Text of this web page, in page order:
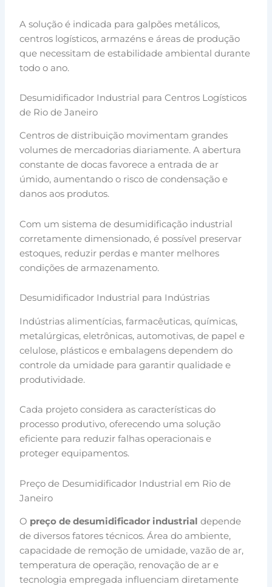
A solução é indicada para galpões metálicos,
centros logísticos, armazéns e áreas de produção
que necessitam de estabilidade ambiental durante
todo o ano.
Desumidificador Industrial para Centros Logísticos
de Rio de Janeiro
Centros de distribuição movimentam grandes
volumes de mercadorias diariamente. A abertura
constante de docas favorece a entrada de ar
úmido, aumentando o risco de condensação e
danos aos produtos.
Com um sistema de desumidificação industrial
corretamente dimensionado, é possível preservar
estoques, reduzir perdas e manter melhores
condições de armazenamento.
Desumidificador Industrial para Indústrias
Indústrias alimentícias, farmacêuticas, químicas,
metalúrgicas, eletrônicas, automotivas, de papel e
celulose, plásticos e embalagens dependem do
controle da umidade para garantir qualidade e
produtividade.
Cada projeto considera as características do
processo produtivo, oferecendo uma solução
eficiente para reduzir falhas operacionais e
proteger equipamentos.
Preço de Desumidificador Industrial em Rio de
Janeiro
O preço de desumidificador industrial depende
de diversos fatores técnicos. Área do ambiente,
capacidade de remoção de umidade, vazão de ar,
temperatura de operação, renovação de ar e
tecnologia empregada influenciam diretamente